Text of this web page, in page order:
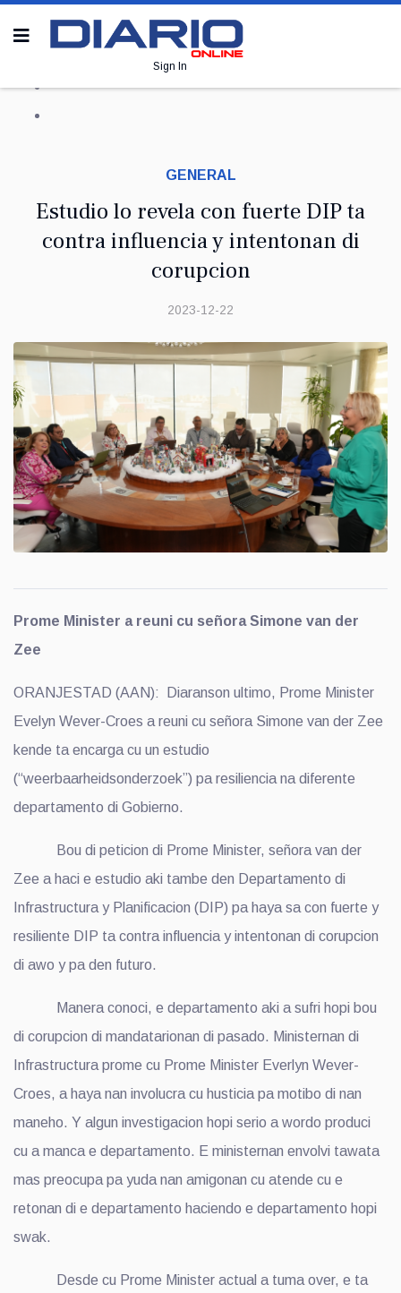
Sign In
GENERAL
Estudio lo revela con fuerte DIP ta
contra influencia y intentonan di
corupcion
2023-12-22
Prome Minister a reuni cu señora Simone van der
Zee
ORANJESTAD (AAN): Diaranson ultimo, Prome Minister
Evelyn Wever-Croes a reuni cu señora Simone van der Zee
kende ta encarga cu un estudio
(“weerbaarheidsonderzoek”) pa resiliencia na diferente
departamento di Gobierno.
Bou di peticion di Prome Minister, señora van der
Zee a haci e estudio aki tambe den Departamento di
Infrastructura y Planificacion (DIP) pa haya sa con fuerte y
resiliente DIP ta contra influencia y intentonan di corupcion
di awo y pa den futuro.
Manera conoci, e departamento aki a sufri hopi bou
di corupcion di mandatarionan di pasado. Ministernan di
Infrastructura prome cu Prome Minister Everlyn Wever-
Croes, a haya nan involucra cu husticia pa motibo di nan
maneho. Y algun investigacion hopi serio a wordo produci
cu a manca e departamento. E ministernan envolvi tawata
mas preocupa pa yuda nan amigonan cu atende cu e
retonan di e departamento haciendo e departamento hopi
swak.
Desde cu Prome Minister actual a tuma over, e ta